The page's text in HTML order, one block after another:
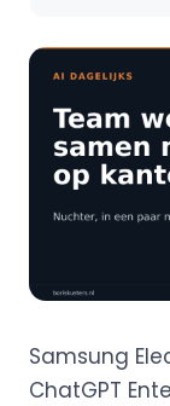
Samsung
ChatGPT